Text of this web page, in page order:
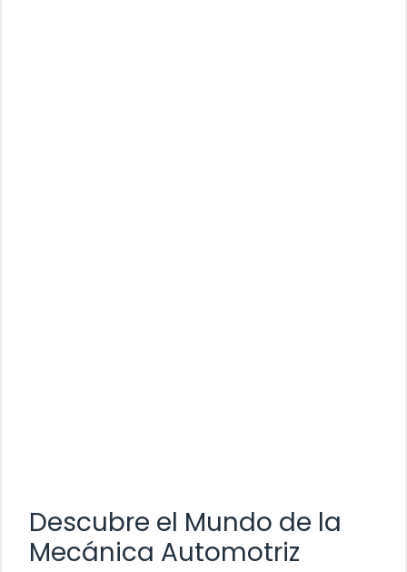
Descubre el Mundo de la
Mecánica Automotriz